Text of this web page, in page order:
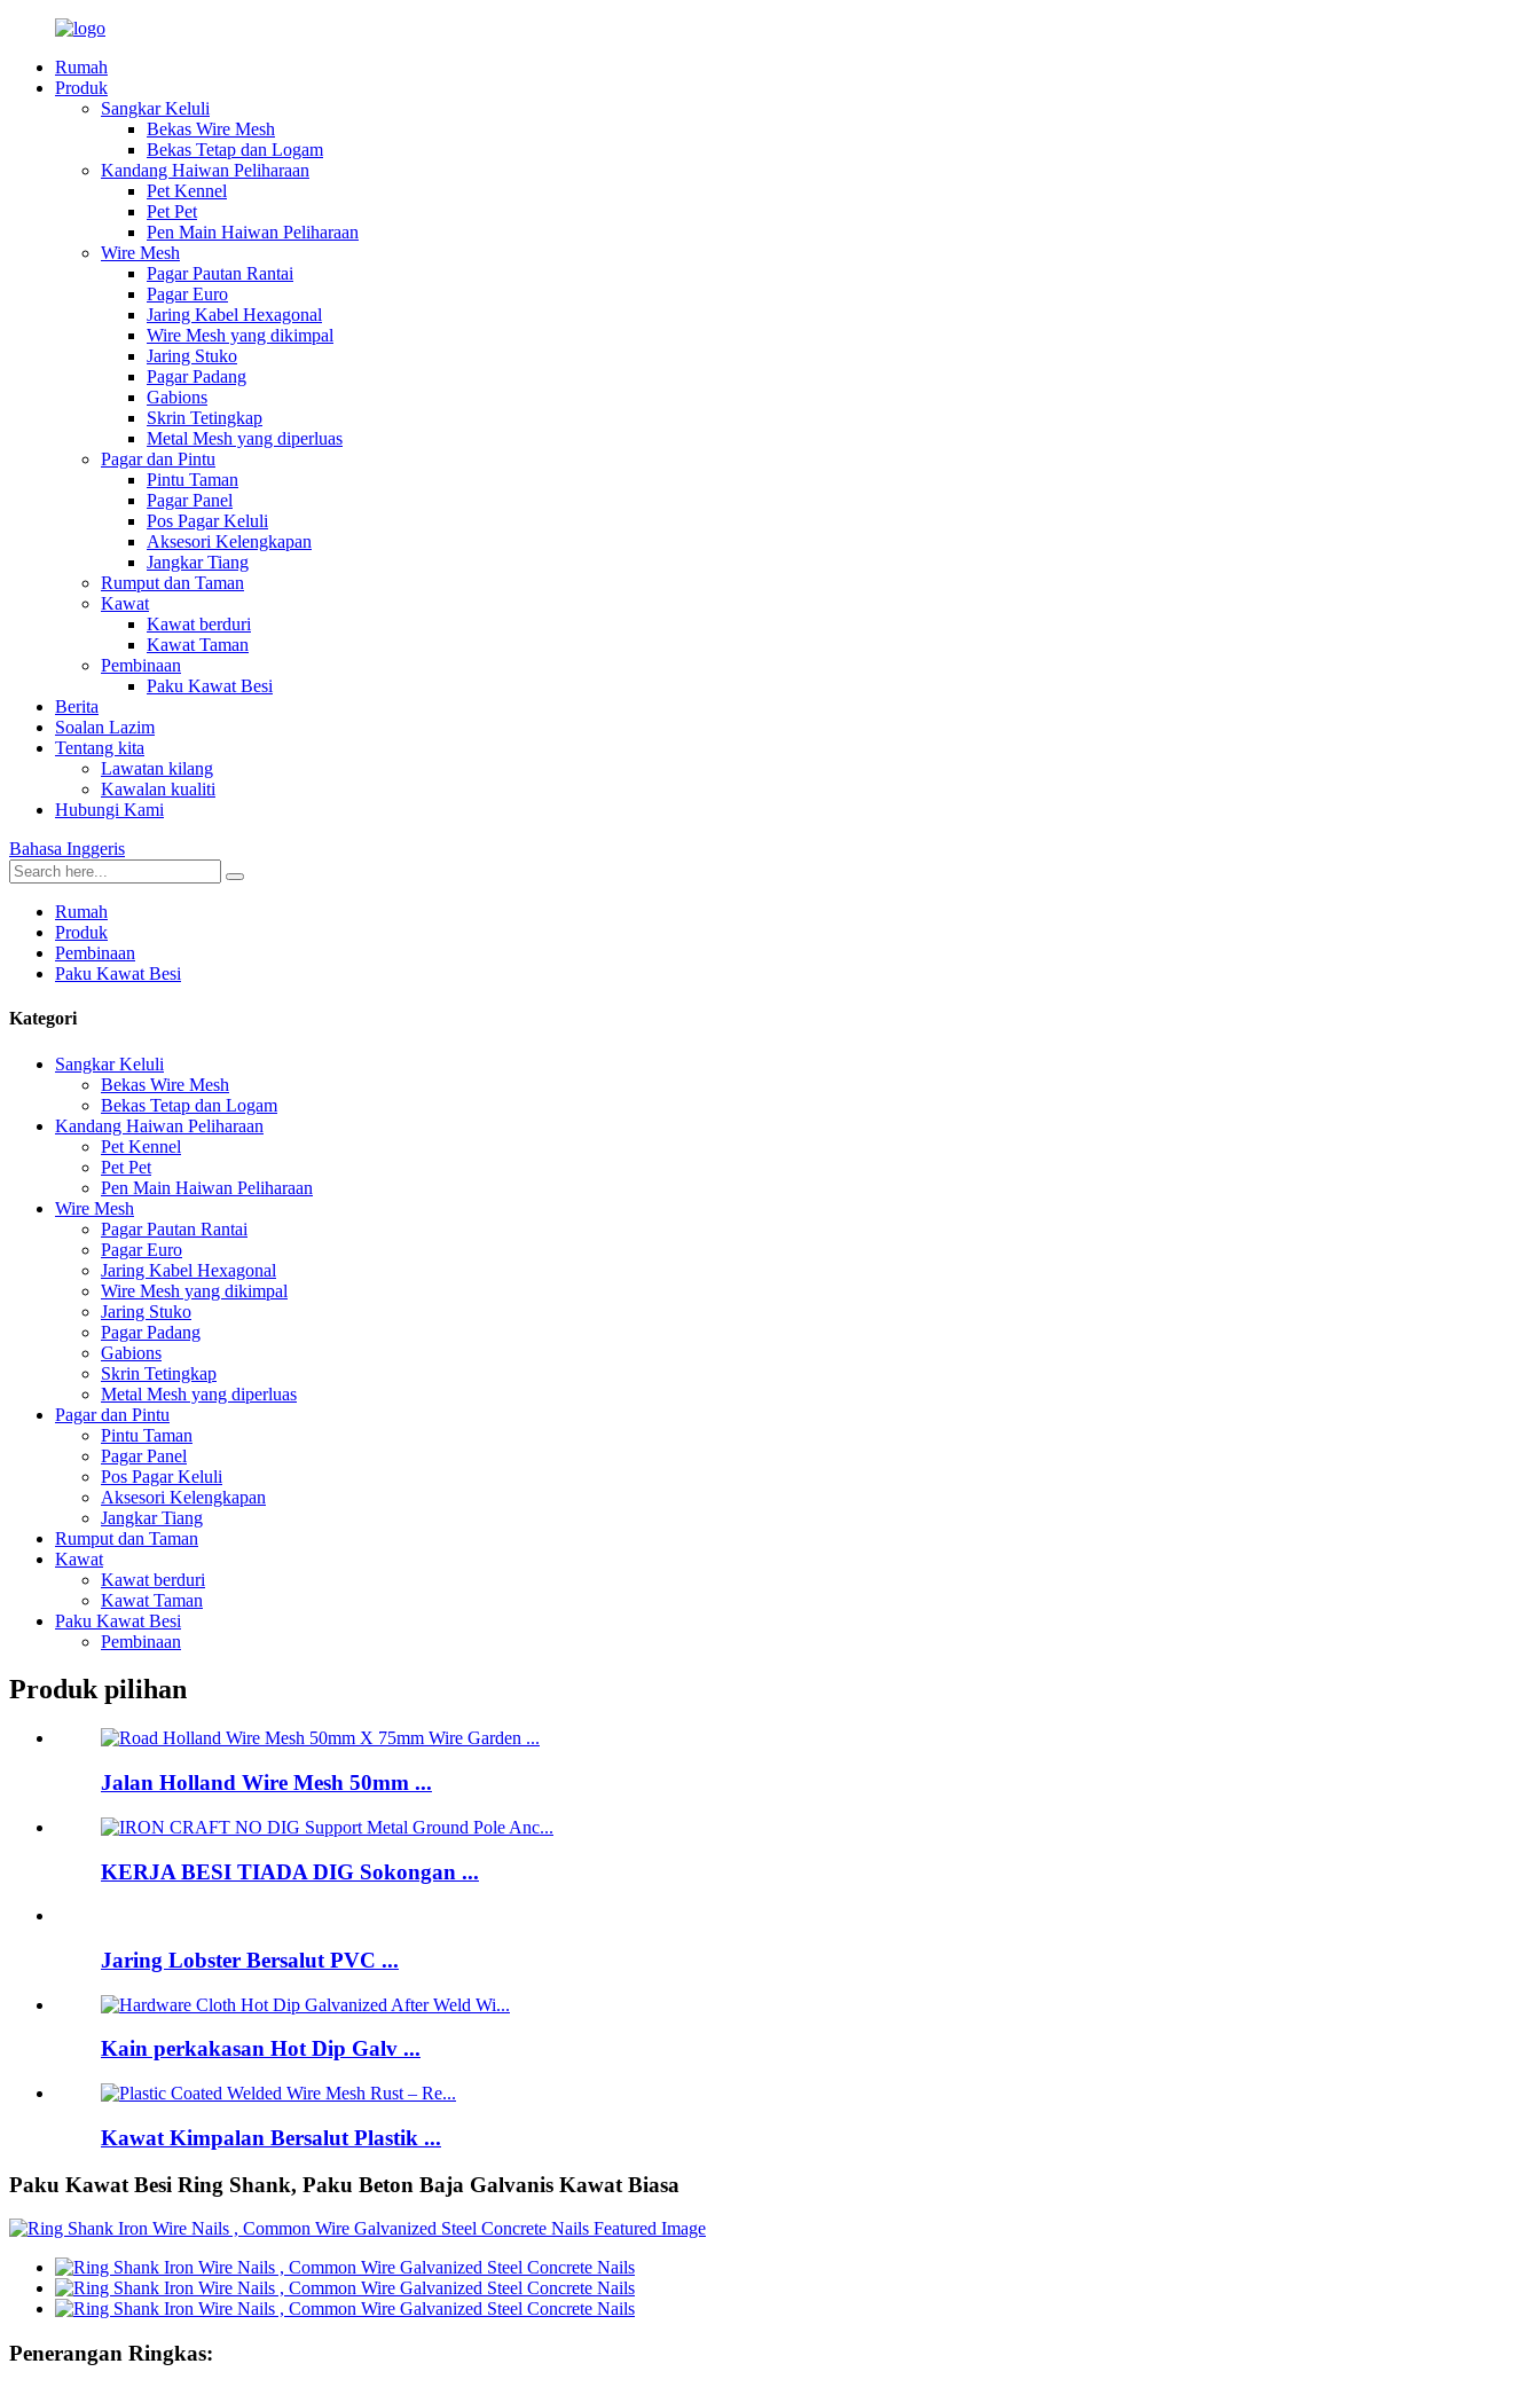
Rumah
Produk
Sangkar Keluli
Bekas Wire Mesh
Bekas Tetap dan Logam
Kandang Haiwan Peliharaan
Pet Kennel
Pet Pet
Pen Main Haiwan Peliharaan
Wire Mesh
Pagar Pautan Rantai
Pagar Euro
Jaring Kabel Hexagonal
Wire Mesh yang dikimpal
Jaring Stuko
Pagar Padang
Gabions
Skrin Tetingkap
Metal Mesh yang diperluas
Pagar dan Pintu
Pintu Taman
Pagar Panel
Pos Pagar Keluli
Aksesori Kelengkapan
Jangkar Tiang
Rumput dan Taman
Kawat
Kawat berduri
Kawat Taman
Pembinaan
Paku Kawat Besi
Berita
Soalan Lazim
Tentang kita
Lawatan kilang
Kawalan kualiti
Hubungi Kami
Bahasa Inggeris
Rumah
Produk
Pembinaan
Paku Kawat Besi
Kategori
Sangkar Keluli
Bekas Wire Mesh
Bekas Tetap dan Logam
Kandang Haiwan Peliharaan
Pet Kennel
Pet Pet
Pen Main Haiwan Peliharaan
Wire Mesh
Pagar Pautan Rantai
Pagar Euro
Jaring Kabel Hexagonal
Wire Mesh yang dikimpal
Jaring Stuko
Pagar Padang
Gabions
Skrin Tetingkap
Metal Mesh yang diperluas
Pagar dan Pintu
Pintu Taman
Pagar Panel
Pos Pagar Keluli
Aksesori Kelengkapan
Jangkar Tiang
Rumput dan Taman
Kawat
Kawat berduri
Kawat Taman
Paku Kawat Besi
Pembinaan
Produk pilihan
Jalan Holland Wire Mesh 50mm ...
KERJA BESI TIADA DIG Sokongan ...
Jaring Lobster Bersalut PVC ...
Kain perkakasan Hot Dip Galv ...
Kawat Kimpalan Bersalut Plastik ...
Paku Kawat Besi Ring Shank, Paku Beton Baja Galvanis Kawat Biasa
Penerangan Ringkas: